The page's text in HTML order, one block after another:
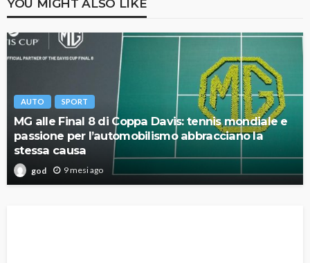
AUTO SPORT
MG alle Final 8 di Coppa Davis: tennis mondiale e
passione per l’automobilismo abbracciano la
stessa causa
god 9 mesi ago